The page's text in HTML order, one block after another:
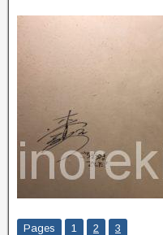
Pages 1 2 3